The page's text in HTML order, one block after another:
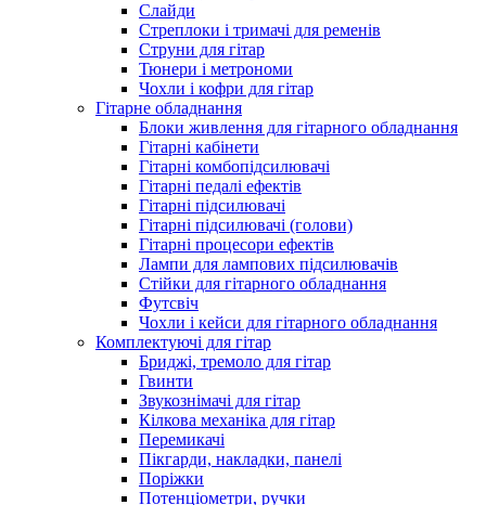
Слайди
Стреплоки і тримачі для ременів
Струни для гітар
Тюнери і метрономи
Чохли і кофри для гітар
Гітарне обладнання
Блоки живлення для гітарного обладнання
Гітарні кабінети
Гітарні комбопідсилювачі
Гітарні педалі ефектів
Гітарні підсилювачі
Гітарні підсилювачі (голови)
Гітарні процесори ефектів
Лампи для лампових підсилювачів
Стійки для гітарного обладнання
Футсвіч
Чохли і кейси для гітарного обладнання
Комплектуючі для гітар
Бриджі, тремоло для гітар
Гвинти
Звукознімачі для гітар
Кілкова механіка для гітар
Перемикачі
Пікгарди, накладки, панелі
Поріжки
Потенціометри, ручки